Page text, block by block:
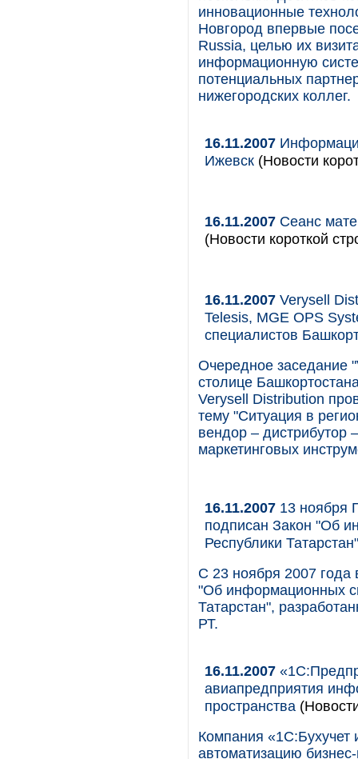
инновационные
Новгород впервые
Russia, целью их
информационную
потенциальных
нижегородских коллег.
16.11.2007
Ижевск (Новости
16.11.2007 Сеанс
(Новости короткой
16.11.2007 Verysell
Telesis, MGE OPS
специалистов
Очередное заседание
столице
Verysell Distribution
тему "Ситуация в
вендор – дистрибутор
маркетинговых
16.11.2007 13 ноября
подписан Закон "Об
Республики Татарстан"
С 23 ноября 2007 года
"Об информационных
Татарстан",
РТ.
16.11.2007
авиапредприятия
пространства
Компания
автоматизацию